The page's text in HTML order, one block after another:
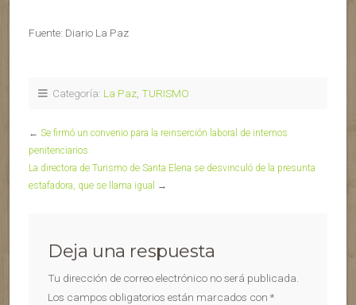
Fuente: Diario La Paz
Categoría: La Paz TURISMO
← Se firmó un convenio para la reinserción laboral de internos
penitenciarios
La directora de Turismo de Santa Elena se desvinculó de la presunta
estafadora, que se llama igual
→
Deja una respuesta
Tu dirección de correo electrónico no será publicada.
Los campos obligatorios están marcados con *